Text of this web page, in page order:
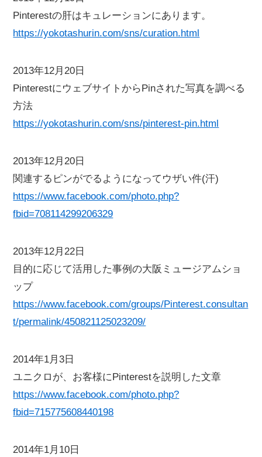
Pinterestの肝はキュレーションにあります。
https://yokotashurin.com/sns/curation.html
2013年12月20日
PinterestにウェブサイトからPinされた写真を調べる
方法
https://yokotashurin.com/sns/pinterest-pin.html
2013年12月20日
関連するピンがでるようになってウザい件(汗)
https://www.facebook.com/photo.php?
fbid=708114299206329
2013年12月22日
目的に応じて活用した事例の大阪ミュージアムショ
ップ
https://www.facebook.com/groups/Pinterest.consultan
t/permalink/450821125023209/
2014年1月3日
ユニクロが、お客様にPinterestを説明した文章
https://www.facebook.com/photo.php?
fbid=715775608440198
2014年1月10日